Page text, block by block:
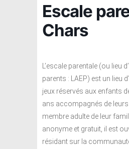
Escale
Chars
L’escale parentale (ou lieu
parents : LAEP) est un lieu
jeux réservés aux enfants
ans accompagnés de
membre adulte de leur
anonyme et gratuit, il est
résidant sur la